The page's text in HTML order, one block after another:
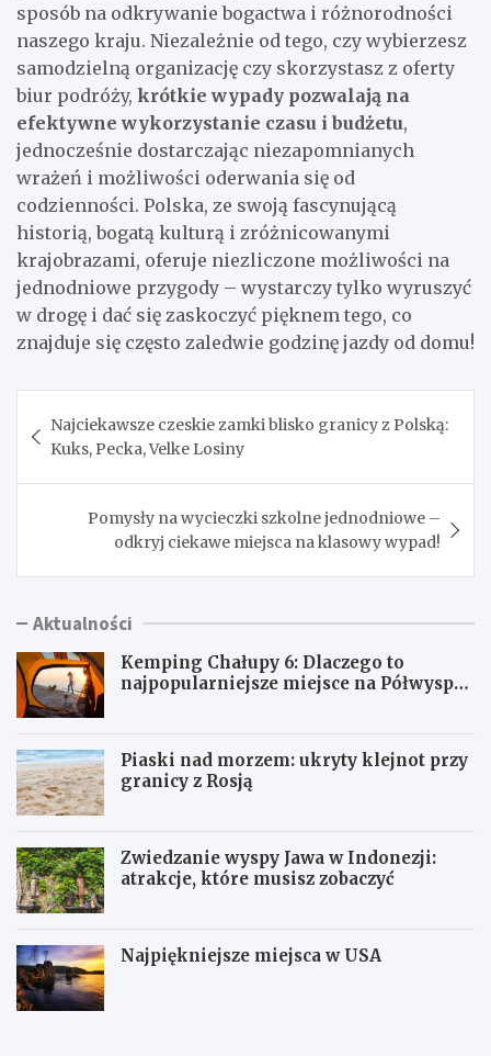
sposób na odkrywanie bogactwa i różnorodności
naszego kraju. Niezależnie od tego, czy wybierzesz
samodzielną organizację czy skorzystasz z oferty
biur podróży, krótkie wypady pozwalają na
efektywne wykorzystanie czasu i budżetu,
jednocześnie dostarczając niezapomnianych
wrażeń i możliwości oderwania się od
codzienności. Polska, ze swoją fascynującą
historią, bogatą kulturą i zróżnicowanymi
krajobrazami, oferuje niezliczone możliwości na
jednodniowe przygody – wystarczy tylko wyruszyć
w drogę i dać się zaskoczyć pięknem tego, co
znajduje się często zaledwie godzinę jazdy od domu!
wpisu
Najciekawsze czeskie zamki blisko granicy z Polską:
Kuks, Pecka, Velke Losiny
Pomysły na wycieczki szkolne jednodniowe –
odkryj ciekawe miejsca na klasowy wypad!
Aktualności
Kemping Chałupy 6: Dlaczego to
najpopularniejsze miejsce na Półwyspie
Piaski nad morzem: ukryty klejnot przy
granicy z Rosją
Zwiedzanie wyspy Jawa w Indonezji:
atrakcje, które musisz zobaczyć
Najpiękniejsze miejsca w USA
K
P